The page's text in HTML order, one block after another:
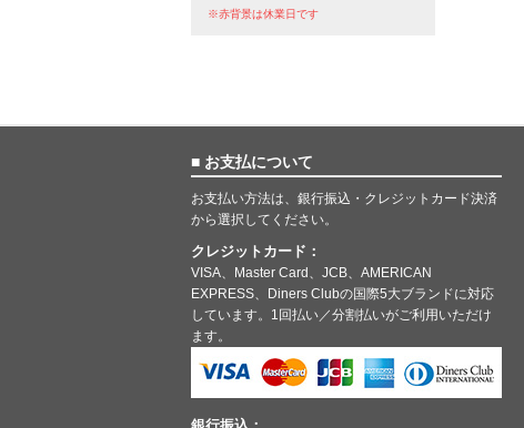
※赤背景は休業日です
■ お支払について
お支払い方法は、銀行振込・クレジットカード決済
から選択してください。
クレジットカード：
VISA、Master Card、JCB、AMERICAN
EXPRESS、Diners Clubの国際5大ブランドに対応
しています。1回払い／分割払いがご利用いただけ
ます。